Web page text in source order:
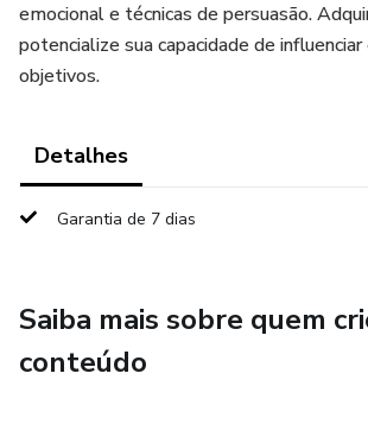
emocional e técnicas de persuasão.
potencialize sua capacidade de influenciar
objetivos.
Detalhes
Garantia de 7 dias
Saiba mais sobre quem
conteúdo